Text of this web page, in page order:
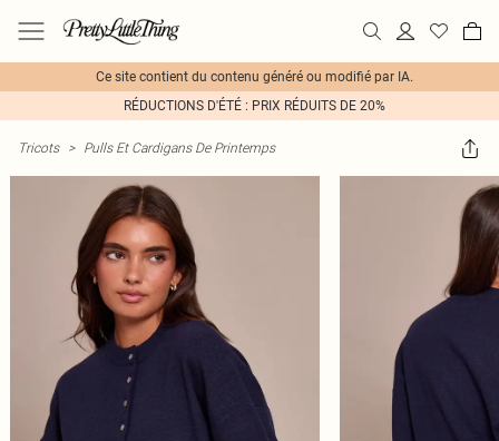
Ce site contient du contenu généré ou modifié par IA.
RÉDUCTIONS D'ÉTÉ : PRIX RÉDUITS DE 20%
Tricots > Pulls Et Cardigans De Printemps